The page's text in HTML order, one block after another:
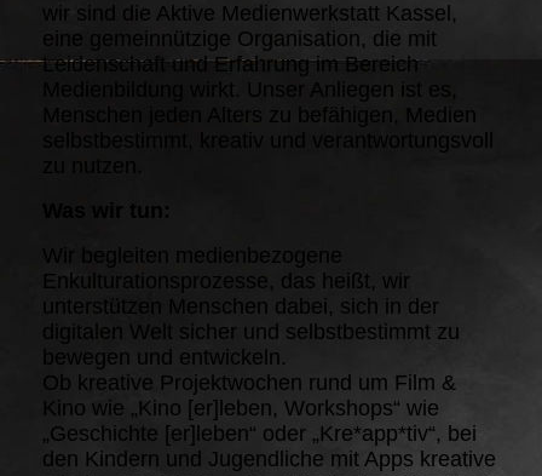
wir sind die Aktive Medienwerkstatt Kassel,
eine gemeinnützige Organisation, die mit
Leidenschaft und Erfahrung im Bereich
Medienbildung wirkt. Unser Anliegen ist es,
Menschen jeden Alters zu befähigen, Medien
selbstbestimmt, kreativ und verantwortungsvoll
Wir begleiten medienbezogene
Enkulturationsprozesse, das heißt, wir
unterstützen Menschen dabei, sich in der
digitalen Welt sicher und selbstbestimmt zu
bewegen und entwickeln.
Ob kreative Projektwochen rund um Film &
Kino wie „Kino [er]leben, Workshops“ wie
„Geschichte [er]leben“ oder „Kre*app*tiv“, bei
den Kindern und Jugendliche mit Apps kreative